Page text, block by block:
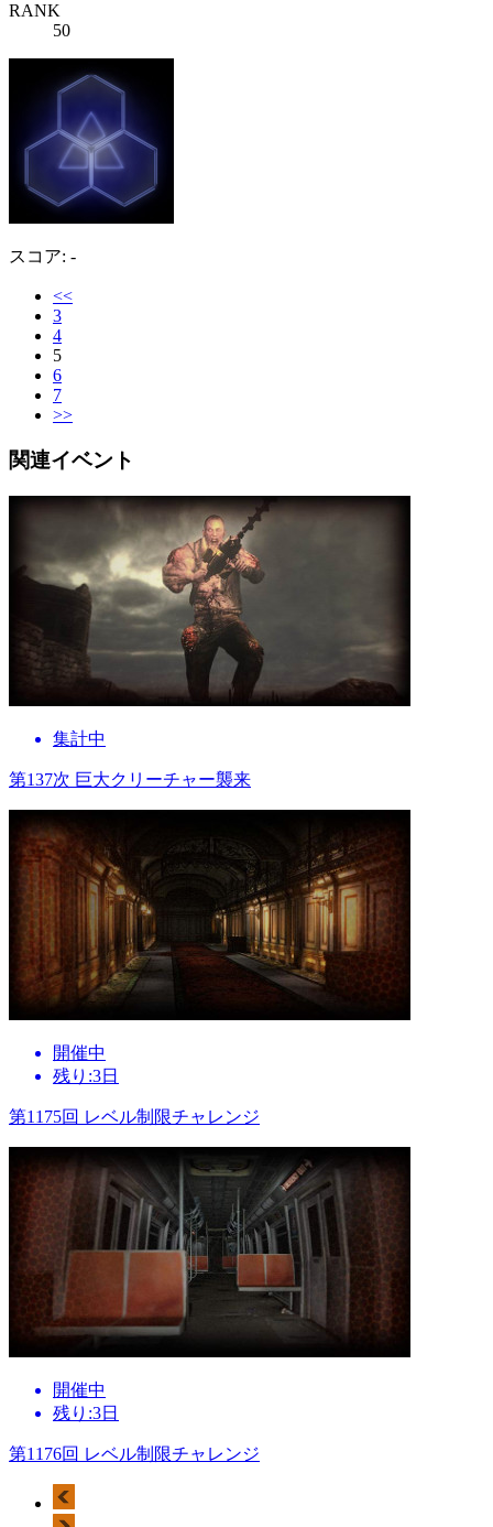
RANK
50
スコア: -
<<
3
4
5
6
7
>>
関連イベント
集計中
第137次 巨大クリーチャー襲来
開催中
残り:3日
第1175回 レベル制限チャレンジ
開催中
残り:3日
第1176回 レベル制限チャレンジ